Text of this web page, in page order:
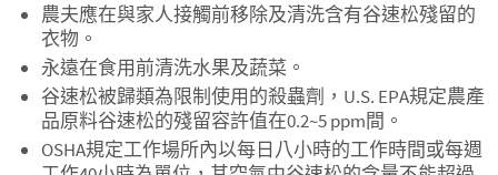
農夫應在與家人接觸前移除及清洗含有谷速松殘留的
衣物。
永遠在食用前清洗水果及蔬菜。
谷速松被歸類為限制使用的殺蟲劑，U.S. EPA規定農產
品原料谷速松的殘留容許值在0.2~5 ppm間。
OSHA規定工作場所內以每日八小時的工作時間或每週